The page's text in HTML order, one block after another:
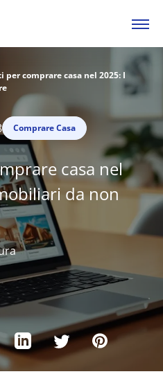
per comprare casa nel 2025: I
Comprare Casa
casa nel
da non